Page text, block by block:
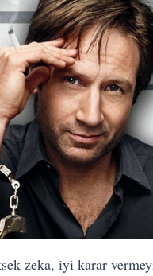
zeka, iyi karar